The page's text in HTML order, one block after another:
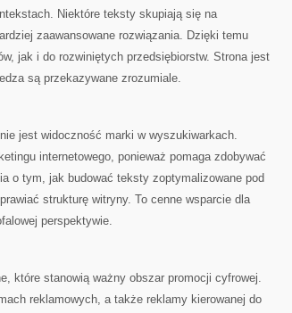
Niektóre teksty skupiają się na
zaawansowane rozwiązania. Dzięki temu
jak i do rozwiniętych przedsiębiorstw. Strona jest
są przekazywane zrozumiale.
jest widoczność marki w wyszukiwarkach.
internetowego, ponieważ pomaga zdobywać
o tym, jak budować teksty zoptymalizowane pod
strukturę witryny. To cenne wsparcie dla
perspektywie.
które stanowią ważny obszar promocji cyfrowej.
reklamowych, a także reklamy kierowanej do